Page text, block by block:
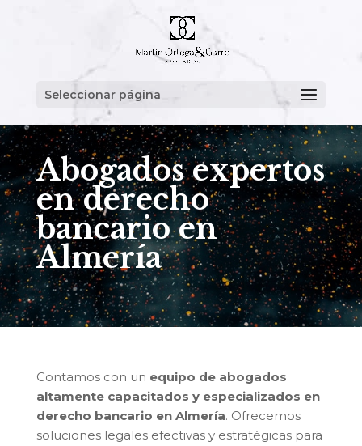
Seleccionar página
Abogados expertos
en derecho
bancario en
Almería
Contamos con un equipo de abogados
altamente capacitados y especializados en
derecho bancario en Almería. Ofrecemos
soluciones legales efectivas y estratégicas para